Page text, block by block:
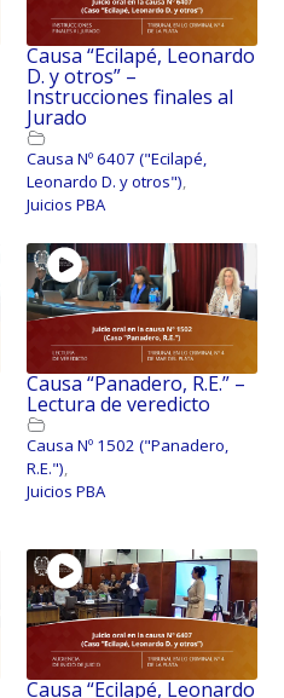
Causa “Ecilapé, Leonardo
D. y otros” –
Instrucciones finales al
Jurado
Causa Nº 6407 ("Ecilapé,
Leonardo D. y otros"),
Juicios PBA
Causa “Panadero, R.E.” –
Lectura de veredicto
Causa Nº 1502 ("Panadero,
R.E.")
Juicios PBA
Causa “Ecilapé, Leonardo